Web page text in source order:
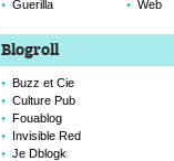
Guerilla
Web
Blogroll
Buzz et Cie
Culture Pub
Fouablog
Invisible Red
Je Dblogk